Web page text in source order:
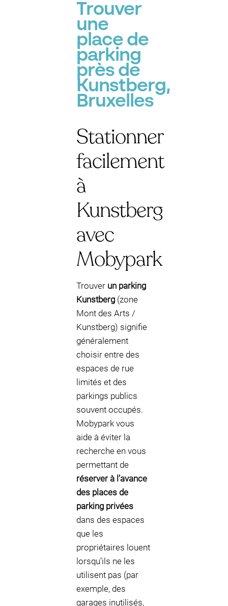
Trouver
une
place de
parking
près de
Kunstberg,
Bruxelles
Stationner
facilement
à
Kunstberg
avec
Mobypark
Trouver un parking
Kunstberg (zone
Mont des Arts /
Kunstberg) signifie
généralement
choisir entre des
espaces de rue
limités et des
parkings publics
souvent occupés.
Mobypark vous
aide à éviter la
recherche en vous
permettant de
réserver à l’avance
des places de
parking privées
dans des espaces
que les
propriétaires louent
lorsqu’ils ne les
utilisent pas (par
exemple, des
garages inutilisés,